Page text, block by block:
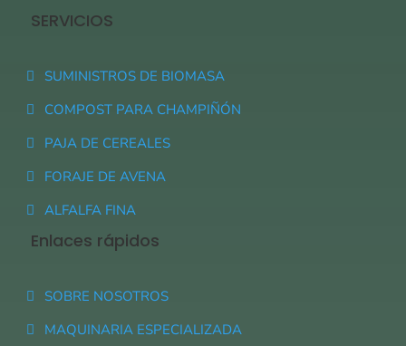
SERVICIOS
SUMINISTROS DE BIOMASA
COMPOST PARA CHAMPIÑÓN
PAJA DE CEREALES
FORAJE DE AVENA
ALFALFA FINA
Enlaces rápidos
SOBRE NOSOTROS
MAQUINARIA ESPECIALIZADA